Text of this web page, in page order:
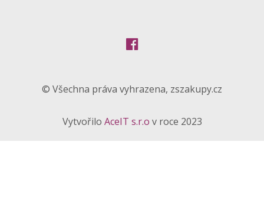
© Všechna práva vyhrazena, zszakupy.cz
Vytvořilo AceIT s.r.o v roce 2023